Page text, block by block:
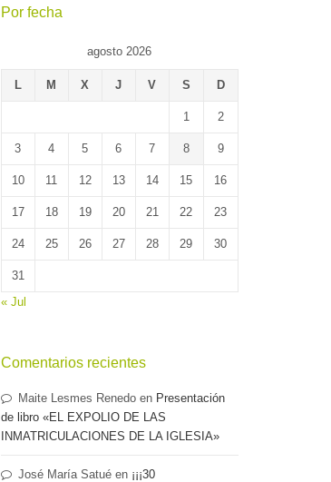
Por fecha
agosto 2026
L M X J V S D
1 2
3 4 5 6 7 8 9
10 11 12 13 14 15 16
17 18 19 20 21 22 23
24 25 26 27 28 29 30
31
« Jul
Comentarios recientes
Maite Lesmes Renedoen Presentación
de libro «EL EXPOLIO DE LAS
INMATRICULACIONES DE LA IGLESIA»
José María Satuéen ¡¡¡30